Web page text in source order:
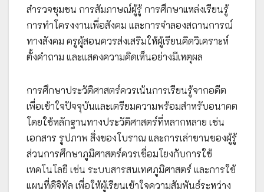
สำรวจชุมชน การสัมภาษณ์ผู้รู้ การศึกษาแหล่งเรียนรู้
การทำโครงงานเพื่อสังคม และการจำลองสถานการณ์
ทางสังคม ครูผู้สอนควรส่งเสริมให้ผู้เรียนคิดวิเคราะห์
ตั้งคำถาม และแสดงความคิดเห็นอย่างมีเหตุผล
การศึกษาประวัติศาสตร์ควรเน้นการเรียนรู้จากอดีต
เพื่อเข้าใจปัจจุบันและเตรียมความพร้อมสำหรับอนาคต
โดยใช้หลักฐานทางประวัติศาสตร์ที่หลากหลาย เช่น
เอกสาร รูปภาพ สิ่งของโบราณ และการเล่าขานของผู้รู้
ส่วนการศึกษาภูมิศาสตร์ควรเชื่อมโยงกับการใช้
เทคโนโลยี เช่น ระบบสารสนเทศภูมิศาสตร์ และการใช้
แผนที่ดิจิทัล เพื่อให้ผู้เรียนเข้าใจความสัมพันธ์ระหว่าง